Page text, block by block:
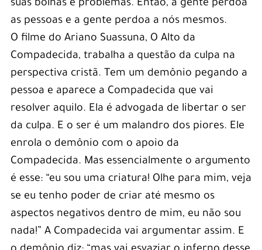
suas bolhas e problemas. Então, a gente perdoa
as pessoas e a gente perdoa a nós mesmos.
O filme do Ariano Suassuna, O Alto da
Compadecida, trabalha a questão da culpa na
perspectiva cristã. Tem um demônio pegando a
pessoa e aparece a Compadecida que vai
resolver aquilo. Ela é advogada de libertar o ser
da culpa. E o ser é um malandro dos piores. Ele
enrola o demônio com o apoio da
Compadecida. Mas essencialmente o argumento
é esse: “eu sou uma criatura! Olhe para mim, veja
se eu tenho poder de criar até mesmo os
aspectos negativos dentro de mim, eu não sou
nada!” A Compadecida vai argumentar assim. E